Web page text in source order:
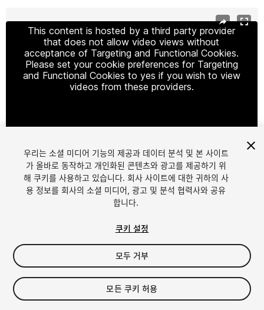
This content is hosted by a third party provider
that does not allow video views without
acceptance of Targeting and Functional Cookies.
Please set your cookie preferences for Targeting
and Functional Cookies to yes if you wish to view
videos from these providers.
1/12
$16.99
세금/부가세는 결제 시 반영됩니다.
우리는 소셜 미디어 기능의 제공과 데이터 분석 및 본 사이트
가 올바로 동작하고 개인화된 콘텐츠와 광고를 제공하기 위
해 쿠키를 사용하고 있습니다. 회사 사이트에 대한 귀하의 사
용 정보를 회사의 소셜 미디어, 광고 및 분석 협력사와 공유
합니다.
쿠키 설정
모두 거부
모든 쿠키 허용